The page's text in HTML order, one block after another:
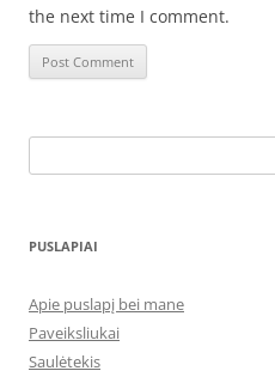
the next time I comment.
for:
PUSLAPIAI
Apie puslapį bei mane
Paveiksliukai
Saulėtekis